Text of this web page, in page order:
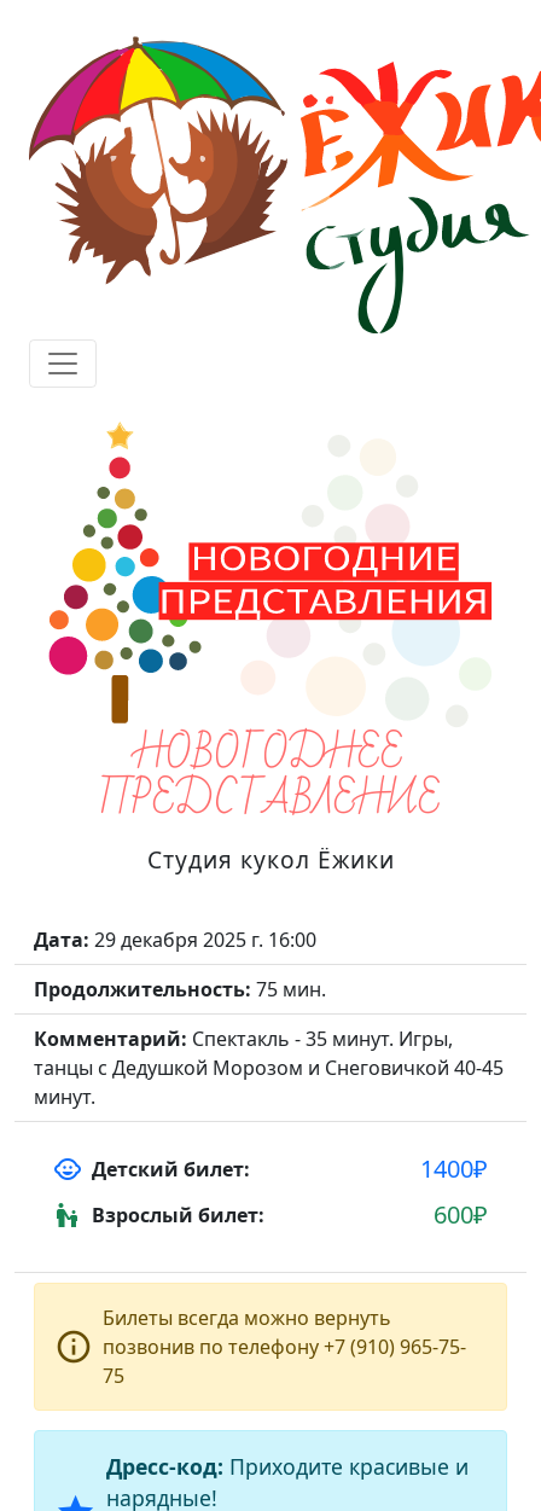
НОВОГОДНЕЕ
ПРЕДСТАВЛЕНИЕ
Студия кукол Ёжики
Дата: 29 декабря 2025 г. 16:00
Продолжительность: 75 мин.
Комментарий: Спектакль - 35 минут. Игры,
танцы с Дедушкой Морозом и Снеговичкой 40-45
минут.
child_care Детский билет: 1400₽
escalator_warning Взрослый билет: 600₽
info_outline
Билеты всегда можно вернуть
позвонив по телефону +7 (910) 965-75-
75
Дресс-код: Приходите красивые и
нарядные!